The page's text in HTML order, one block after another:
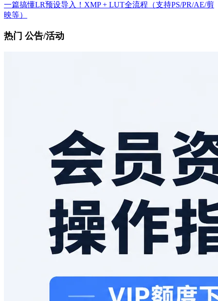
一篇搞懂LR预设导入！XMP + LUT全流程（支持PS/PR/AE/剪
映等）
热门 公告/活动